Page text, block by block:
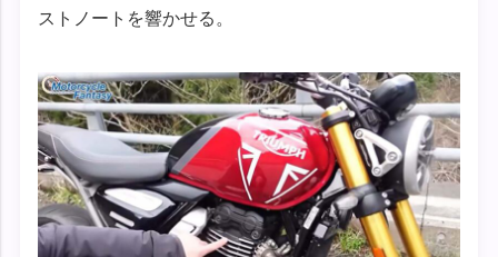
ストノートを響かせる。